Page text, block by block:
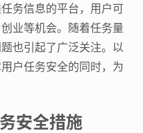
务信息的平台，用户可
业等机会。随着任务量
也引起了广泛关注。以
户任务安全的同时，为
安全措施